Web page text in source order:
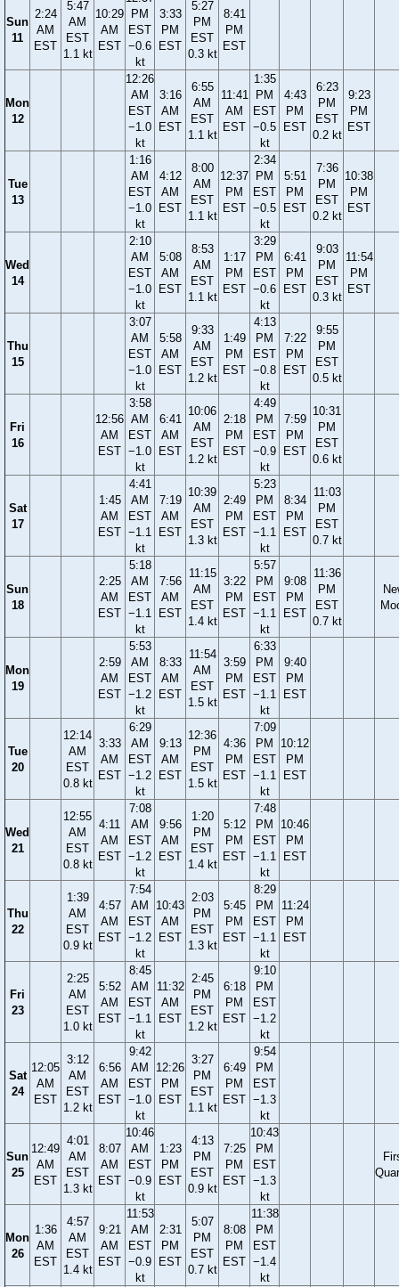
Sun
11
2:24
AM
EST
5:47
AM
EST
1.1 kt
10:29
AM
EST
PM
EST
−0.6
kt
3:33
PM
EST
5:27
PM
EST
0.3 kt
8:41
PM
EST
Mon
12
12:26
AM
EST
−1.0
kt
3:16
AM
EST
6:55
AM
EST
1.1 kt
11:41
AM
EST
1:35
PM
EST
−0.5
kt
4:43
PM
EST
6:23
PM
EST
0.2 kt
9:23
PM
EST
Tue
13
1:16
AM
EST
−1.0
kt
4:12
AM
EST
8:00
AM
EST
1.1 kt
12:37
PM
EST
2:34
PM
EST
−0.5
kt
5:51
PM
EST
7:36
PM
EST
0.2 kt
10:38
PM
EST
Wed
14
2:10
AM
EST
−1.0
kt
5:08
AM
EST
8:53
AM
EST
1.1 kt
1:17
PM
EST
3:29
PM
EST
−0.6
kt
6:41
PM
EST
9:03
PM
EST
0.3 kt
11:54
PM
EST
Thu
15
3:07
AM
EST
−1.0
kt
5:58
AM
EST
9:33
AM
EST
1.2 kt
1:49
PM
EST
4:13
PM
EST
−0.8
kt
7:22
PM
EST
9:55
PM
EST
0.5 kt
Fri
16
12:56
AM
EST
3:58
AM
EST
−1.0
kt
6:41
AM
EST
10:06
AM
EST
1.2 kt
2:18
PM
EST
4:49
PM
EST
−0.9
kt
7:59
PM
EST
10:31
PM
EST
0.6 kt
Sat
17
1:45
AM
EST
4:41
AM
EST
−1.1
kt
7:19
AM
EST
10:39
AM
EST
1.3 kt
2:49
PM
EST
5:23
PM
EST
−1.1
kt
8:34
PM
EST
11:03
PM
EST
0.7 kt
Sun
18
2:25
AM
EST
5:18
AM
EST
−1.1
kt
7:56
AM
EST
11:15
AM
EST
1.4 kt
3:22
PM
EST
5:57
PM
EST
−1.1
kt
9:08
PM
EST
11:36
PM
EST
0.7 kt
Mon
19
2:59
AM
EST
5:53
AM
EST
−1.2
kt
8:33
AM
EST
11:54
AM
EST
1.5 kt
3:59
PM
EST
6:33
PM
EST
−1.1
kt
9:40
PM
EST
Tue
20
12:14
AM
EST
0.8 kt
3:33
AM
EST
6:29
AM
EST
−1.2
kt
9:13
AM
EST
12:36
PM
EST
1.5 kt
4:36
PM
EST
7:09
PM
EST
−1.1
kt
10:12
PM
EST
Wed
21
12:55
AM
EST
0.8 kt
4:11
AM
EST
7:08
AM
EST
−1.2
kt
9:56
AM
EST
1:20
PM
EST
1.4 kt
5:12
PM
EST
7:48
PM
EST
−1.1
kt
10:46
PM
EST
Thu
22
1:39
AM
EST
0.9 kt
4:57
AM
EST
7:54
AM
EST
−1.2
kt
10:43
AM
EST
2:03
PM
EST
1.3 kt
5:45
PM
EST
8:29
PM
EST
−1.1
kt
11:24
PM
EST
Fri
23
2:25
AM
EST
1.0 kt
5:52
AM
EST
8:45
AM
EST
−1.1
kt
11:32
AM
EST
2:45
PM
EST
1.2 kt
6:18
PM
EST
9:10
PM
EST
−1.2
kt
Sat
24
12:05
AM
EST
3:12
AM
EST
1.2 kt
6:56
AM
EST
9:42
AM
EST
−1.0
kt
12:26
PM
EST
3:27
PM
EST
1.1 kt
6:49
PM
EST
9:54
PM
EST
−1.3
kt
Sun
25
12:49
AM
EST
4:01
AM
EST
1.3 kt
8:07
AM
EST
10:46
AM
EST
−0.9
kt
1:23
PM
EST
4:13
PM
EST
0.9 kt
7:25
PM
EST
10:43
PM
EST
−1.3
kt
Mon
26
1:36
AM
EST
4:57
AM
EST
1.4 kt
9:21
AM
EST
11:53
AM
EST
−0.9
kt
2:31
PM
EST
5:07
PM
EST
0.7 kt
8:08
PM
EST
11:38
PM
EST
−1.4
kt